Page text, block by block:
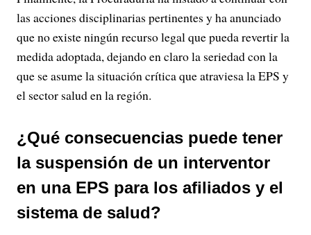
las acciones disciplinarias pertinentes y ha anunciado
que no existe ningún recurso legal que pueda revertir la
medida adoptada, dejando en claro la seriedad con la
que se asume la situación crítica que atraviesa la EPS y
el sector salud en la región.
¿Qué consecuencias puede tener
la suspensión de un interventor
en una EPS para los afiliados y el
sistema de salud?